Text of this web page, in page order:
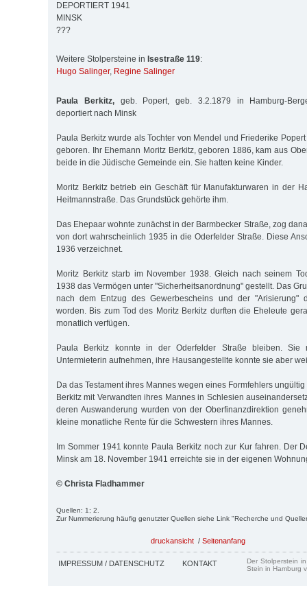
DEPORTIERT 1941
MINSK
???
Weitere Stolpersteine in Isestraße 119:
Hugo Salinger, Regine Salinger
Paula Berkitz,geb. Popert, geb. 3.2.1879 in Hamburg-
deportiert nach Minsk
Paula Berkitz wurde als Tochter von Mendel und Friederike
geboren. Ihr Ehemann Moritz Berkitz, geboren 1886, kam aus
beide in die Jüdische Gemeinde ein. Sie hatten keine Kinder.
Moritz Berkitz betrieb ein Geschäft für Manufakturwaren in der
Heitmannstraße. Das Grundstück gehörte ihm.
Das Ehepaar wohnte zunächst in der Barmbecker Straße, zog
von dort wahrscheinlich 1935 in die Oderfelder Straße. Diese
1936 verzeichnet.
Moritz Berkitz starb im November 1938. Gleich nach seinem
1938 das Vermögen unter "Sicherheitsanordnung" gestellt. Das
nach dem Entzug des Gewerbescheins und der "Arisierung"
worden. Bis zum Tod des Moritz Berkitz durften die Eheleute
monatlich verfügen.
Paula Berkitz konnte in der Oderfelder Straße bleiben. Sie
Untermieterin aufnehmen, ihre Hausangestellte konnte sie aber
Da das Testament ihres Mannes wegen eines Formfehlers
Berkitz mit Verwandten ihres Mannes in Schlesien
deren Auswanderung wurden von der Oberfinanzdirektion
kleine monatliche Rente für die Schwestern ihres Mannes.
Im Sommer 1941 konnte Paula Berkitz noch zur Kur fahren. Der
Minsk am 18. November 1941 erreichte sie in der eigenen
© Christa Fladhammer
Quellen: 1; 2.
Zur Nummerierung häufig genutzter Quellen siehe Link "Recherche und
druckansicht / Seitenanfang
IMPRESSUM / DATENSCHUTZ KONTAKT
Der Stolperstein
Stein in Hamburg